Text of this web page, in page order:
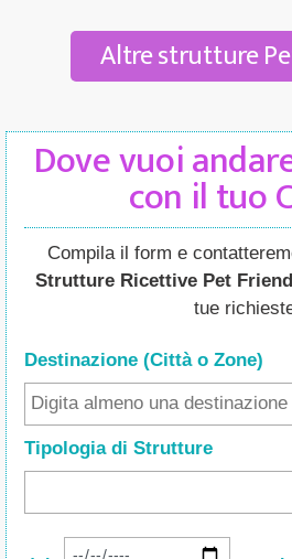
Altre strutture
Dove vuoi
con il tuo
Compila il form e
Strutture Ricettive Pet
tue
Destinazione (Città o Zone)
Tipologia di Strutture